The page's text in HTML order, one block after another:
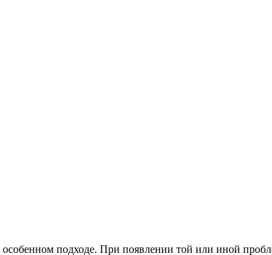
подходе. При появлении той или иной